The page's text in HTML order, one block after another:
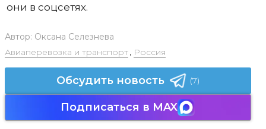
они в соцсетях.
Автор: Оксана Селезнева
Авиаперевозка и транспорт, Россия
Обсудить новость (7)
Подписаться в MAX